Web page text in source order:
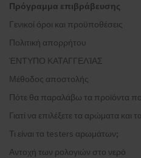
Πρόγραμμα επιβράβευσης
Γενικοί όροι και προϋποθέσεις
Πολιτική απορρήτου
ΈΝΤΥΠΟ ΚΑΤΑΓΓΕΛΊΑΣ
Μέθοδος αποστολής
Πότε θα παραλάβω τα προϊόντα
Γιατί να επιλέξετε τα αρώματα και
Τι είναι τα testers αρωμάτων;
Αντοχή των ρολογιών στο νερό